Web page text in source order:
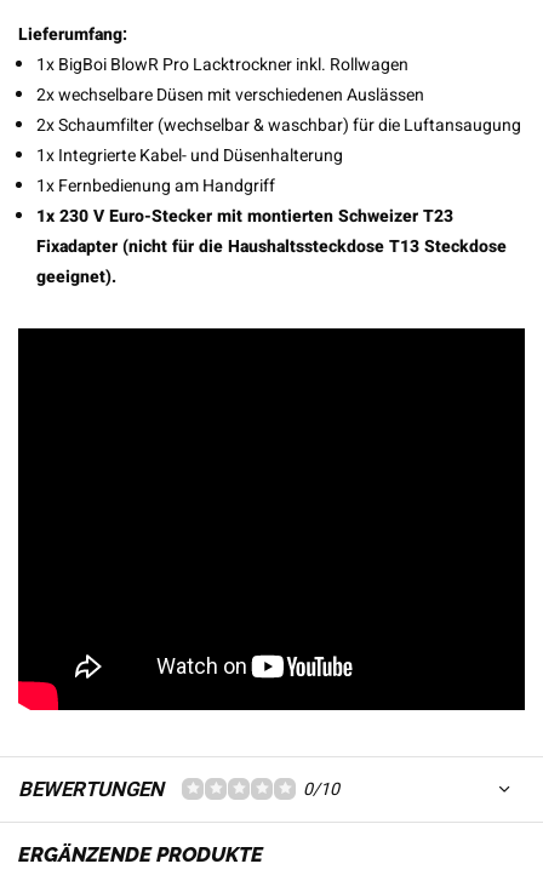
Lieferumfang:
1x BigBoi BlowR Pro Lacktrockner inkl. Rollwagen
2x wechselbare Düsen mit verschiedenen Auslässen
2x Schaumfilter (wechselbar & waschbar) für die Luftansaugung
1x Integrierte Kabel- und Düsenhalterung
1x Fernbedienung am Handgriff
1x 230 V Euro-Stecker mit montierten Schweizer T23
Fixadapter (nicht für die Haushaltssteckdose T13 Steckdose
geeignet).
BEWERTUNGEN 0/10
ERGÄNZENDE PRODUKTE